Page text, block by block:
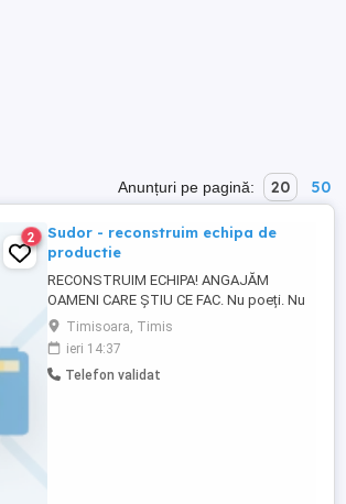
Anunțuri pe pagină: 20 50
2
Sudor - reconstruim echipa de
productie
RECONSTRUIM ECHIPA! ANGAJĂM
OAMENI CARE ȘTIU CE FAC. Nu poeți. Nu
influenceri. Nu merge și-așa . Căutăm -
sudor; Dacă știi diferența dintre am
experiență și am ținut odată cheia în mână
, deja pornim bine! Ce vrem: - să vii la
Timisoara, Timis
ieri 14:37
Telefon validat